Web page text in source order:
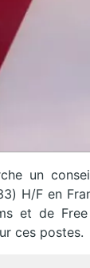
un
H/F en
et de
ces postes.